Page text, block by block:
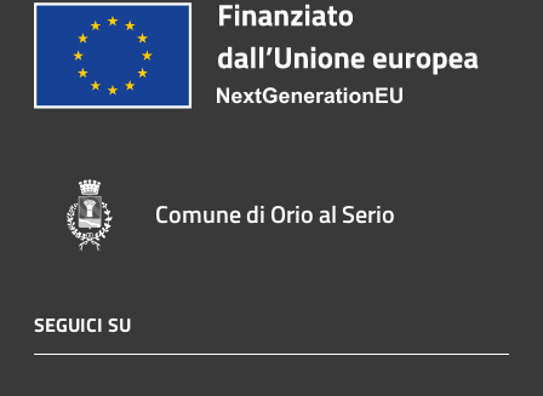
Comune di Orio al Serio
SEGUICI SU